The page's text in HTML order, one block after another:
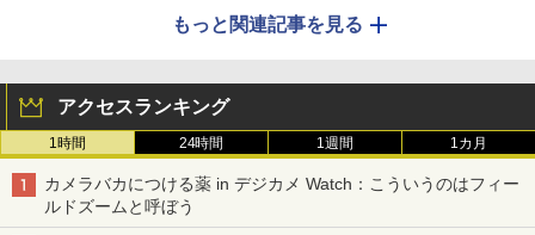
もっと関連記事を見る
アクセスランキング
1時間 24時間 1週間 1カ月
カメラバカにつける薬 in デジカメ Watch：こういうのはフィー
ルドズームと呼ぼう